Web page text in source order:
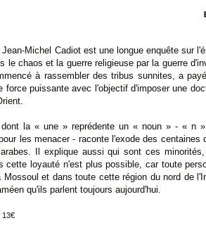
Michel Cadiot est une longue enquête sur
le chaos et la guerre religieuse par la guerre
à rassembler des tribus sunnites, a
force puissante avec l'objectif d'imposer une
dont la « une » reprédente un « noun » - « n
les menacer - raconte l'exode des
Il explique aussi qui sont ces
cette loyauté n'est plus possible, car toute
Mossoul et dans toute cette région du nord de
qu'ils parlent toujours aujourd'hui.
13€